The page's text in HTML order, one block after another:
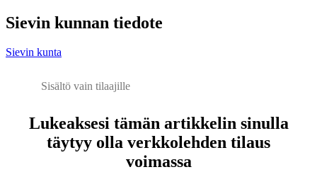
Sievin kunnan tiedote
Sievin kunta
Sisältö vain tilaajille
Lukeaksesi tämän artikkelin sinulla
täytyy olla verkkolehden tilaus
voimassa